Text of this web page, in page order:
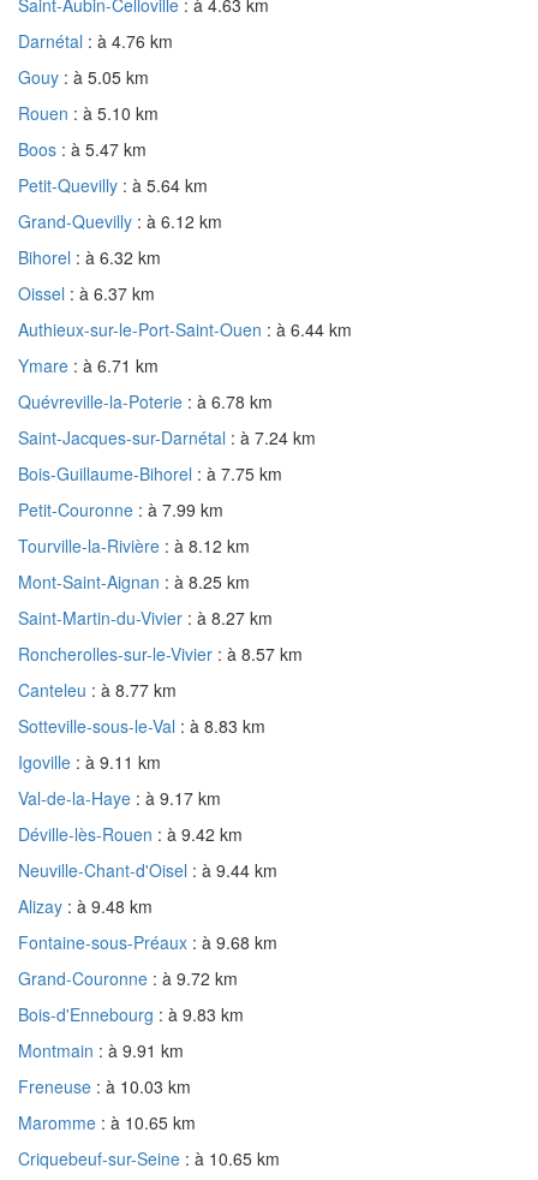
Darnétal : à 4.76 km
Gouy : à 5.05 km
Rouen : à 5.10 km
Boos : à 5.47 km
Petit-Quevilly : à 5.64 km
Grand-Quevilly : à 6.12 km
Bihorel : à 6.32 km
Oissel : à 6.37 km
Authieux-sur-le-Port-Saint-Ouen : à 6.44 km
Ymare : à 6.71 km
Quévreville-la-Poterie : à 6.78 km
Saint-Jacques-sur-Darnétal : à 7.24 km
Bois-Guillaume-Bihorel : à 7.75 km
Petit-Couronne : à 7.99 km
Tourville-la-Rivière : à 8.12 km
Mont-Saint-Aignan : à 8.25 km
Saint-Martin-du-Vivier : à 8.27 km
Roncherolles-sur-le-Vivier : à 8.57 km
Canteleu : à 8.77 km
Sotteville-sous-le-Val : à 8.83 km
Igoville : à 9.11 km
Val-de-la-Haye : à 9.17 km
Déville-lès-Rouen : à 9.42 km
Neuville-Chant-d'Oisel : à 9.44 km
Alizay : à 9.48 km
Fontaine-sous-Préaux : à 9.68 km
Grand-Couronne : à 9.72 km
Bois-d'Ennebourg : à 9.83 km
Montmain : à 9.91 km
Freneuse : à 10.03 km
Maromme : à 10.65 km
Criquebeuf-sur-Seine : à 10.65 km